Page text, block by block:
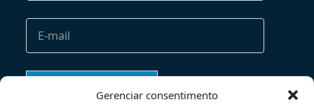
Gerenciar consentimento